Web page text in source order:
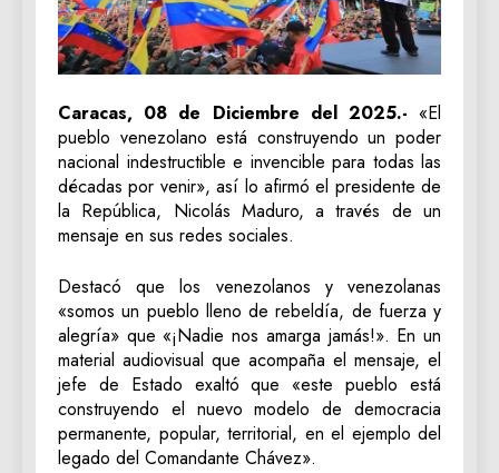
Caracas, 08 de Diciembre del 2025.- «El
pueblo venezolano está construyendo un poder
nacional indestructible e invencible para todas las
décadas por venir», así lo afirmó el presidente de
la República, Nicolás Maduro, a través de un
mensaje en sus redes sociales.
Destacó que los venezolanos y venezolanas
«somos un pueblo lleno de rebeldía, de fuerza y
alegría» que «¡Nadie nos amarga jamás!». En un
material audiovisual que acompaña el mensaje, el
jefe de Estado exaltó que «este pueblo está
construyendo el nuevo modelo de democracia
permanente, popular, territorial, en el ejemplo del
legado del Comandante Chávez».